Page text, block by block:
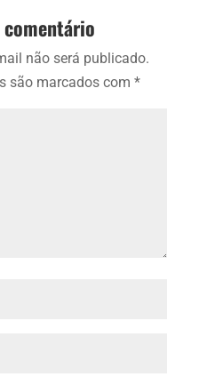
não será publicado.
são marcados com*